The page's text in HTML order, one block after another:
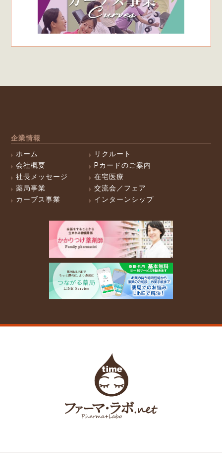
企業情報
ホーム
会社概要
社長メッセージ
薬局事業
カーブス事業
リクルート
Pカードのご案内
在宅医療
交流会／フェア
インターンシップ